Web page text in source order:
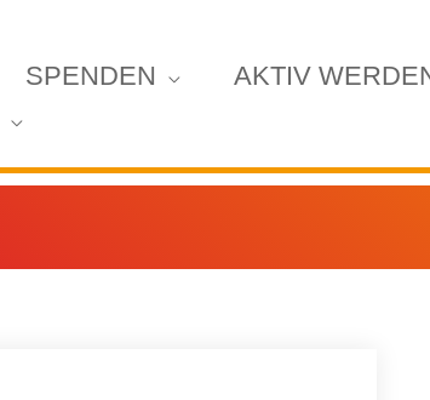
SPENDEN AKTIV